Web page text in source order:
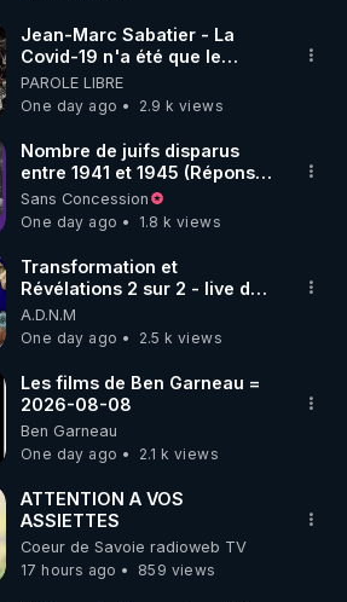
Jean-Marc Sabatier - La
Covid-19 n'a été que le
début - L'ARNm & l'ARNm-aa
jusqu où auront-t-il ?
PAROLE LIBRE
One day ago
2.9 k views
Nombre de juifs disparus
entre 1941 et 1945 (Réponse
à mes accusateurs)
Sans Concession
One day ago
1.8 k views
Transformation et
Révélations 2 sur 2 - live du
07/08/26
A.D.N.M
One day ago
2.5 k views
Les films de Ben Garneau =
2026-08-08
Ben Garneau
One day ago
2.1 k views
ATTENTION A VOS
ASSIETTES
Coeur de Savoie radioweb TV
17 hours ago
859 views